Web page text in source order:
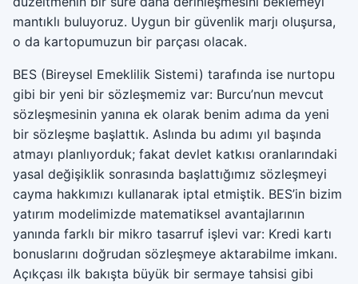
mantıklı buluyoruz. Uygun bir güvenlik marjı oluşursa,
o da kartopumuzun bir parçası olacak.
BES (Bireysel Emeklilik Sistemi) tarafında ise nurtopu
gibi bir yeni bir sözleşmemiz var: Burcu’nun mevcut
sözleşmesinin yanına ek olarak benim adıma da yeni
bir sözleşme başlattık. Aslında bu adımı yıl başında
atmayı planlıyorduk; fakat devlet katkısı oranlarındaki
yasal değişiklik sonrasında başlattığımız sözleşmeyi
cayma hakkımızı kullanarak iptal etmiştik. BES’in bizim
yatırım modelimizde matematiksel avantajlarının
yanında farklı bir mikro tasarruf işlevi var: Kredi kartı
bonuslarını doğrudan sözleşmeye aktarabilme imkanı.
Açıkçası ilk bakışta büyük bir sermaye tahsisi gibi